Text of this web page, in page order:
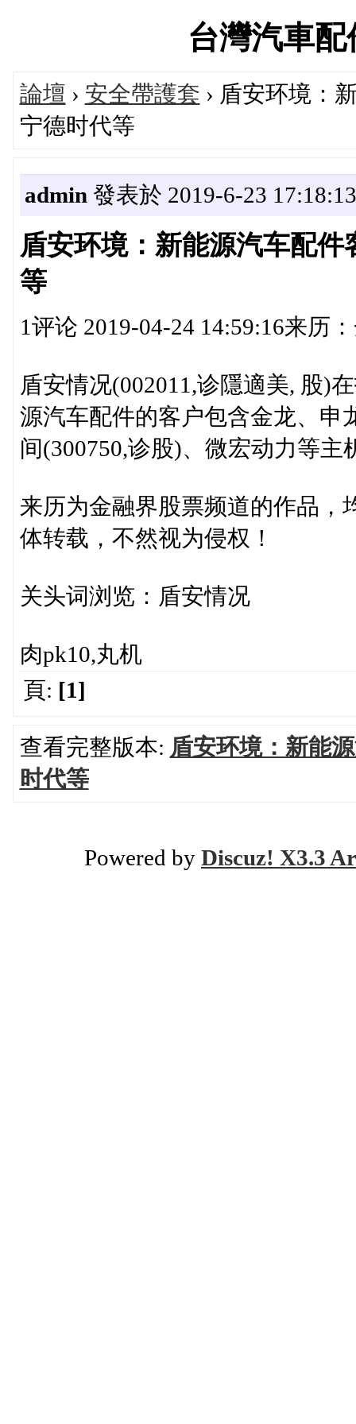
台灣汽車
論壇 › 安全帶護套 › 盾安环境：
宁德时代等
admin 發表於 2019-6-23 17:18:13
盾安环境：新能源汽车配
等
1评论 2019-04-24 14:59:16来历
盾安情况(002011,诊隱適美, 股)
源汽车配件的客户包含金龙、申
间(300750,诊股)、微宏动力等主
来历为金融界股票频道的作品，
体转载，不然视为侵权！
关头词浏览：盾安情况
肉pk10,丸机
頁: [1]
查看完整版本: 盾安环境：新能
时代等
Powered by Discuz! X3.3